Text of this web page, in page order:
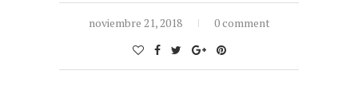
noviembre 21, 2018 0 comment